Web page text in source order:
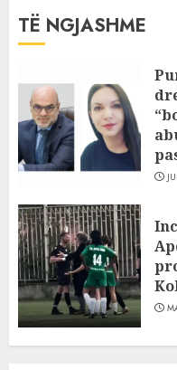
TË NGJASHME